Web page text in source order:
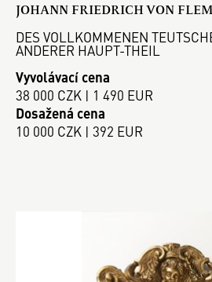
JOHANN FRIEDRICH VON
DES VOLLKOMMENEN
ANDERER HAUPT-THEIL
Vyvolávací cena
38 000 CZK | 1 490 EUR
Dosažená cena
10 000 CZK | 392 EUR